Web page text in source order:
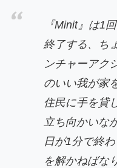
『Minit』は1
終了する、ち
ンチャーアク
のいい我が家
住民に手を貸
立ち向かいな
日が1分で終
を解かねばな